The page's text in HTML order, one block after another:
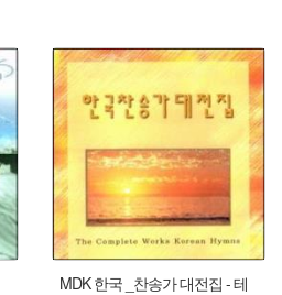
MDK 한국 _찬송가 대전집 - 테